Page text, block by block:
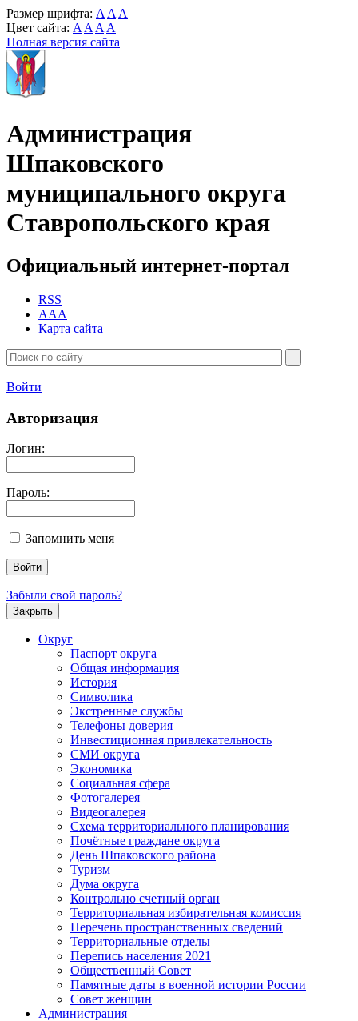
Размер шрифта: A A A
Цвет сайта: A A A A
Полная версия сайта
Администрация
Шпаковского
муниципального округа
Ставропольского края
Официальный интернет-портал
RSS
AAA
Карта сайта
Войти
Авторизация
Логин:
Пароль:
Запомнить меня
Забыли свой пароль?
Закрыть
Округ
Паспорт округа
Общая информация
История
Символика
Экстренные службы
Телефоны доверия
Инвестиционная привлекательность
СМИ округа
Экономика
Социальная сфера
Фотогалерея
Видеогалерея
Схема территориального планирования
Почётные граждане округа
День Шпаковского района
Туризм
Дума округа
Контрольно счетный орган
Территориальная избирательная комиссия
Перечень пространственных сведений
Территориальные отделы
Перепись населения 2021
Общественный Совет
Памятные даты в военной истории России
Совет женщин
Администрация